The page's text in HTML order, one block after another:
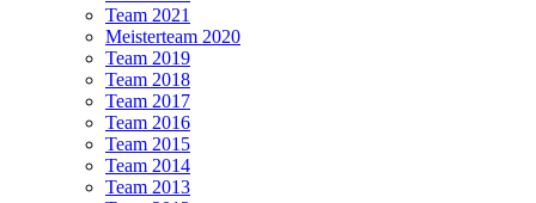
Team 2021
Meisterteam 2020
Team 2019
Team 2018
Team 2017
Team 2016
Team 2015
Team 2014
Team 2013